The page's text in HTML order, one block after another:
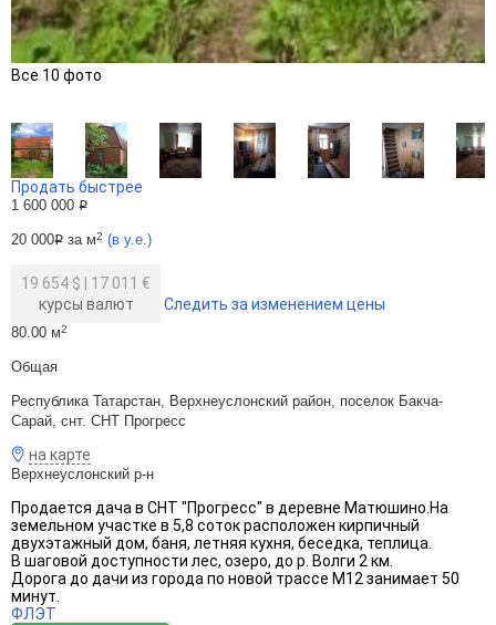
Все 10 фото
Продать быстрее
1 600 000 Р
20 000Р за м2 (в у.е.)
19 654 $
17 011 €
курсы валют
Следить за изменением цены
80.00 м2
Общая
Республика Татарстан, Верхнеуслонский район, поселок Бакча-
Сарай, снт. СНТ Прогресс
на карте
Верхнеуслонский р-н
Продается дача в СНТ "Прогресс" в деревне Матюшино.На
земельном участке в 5,8 соток расположен кирпичный
двухэтажный дом, баня, летняя кухня, беседка, теплица.
В шаговой доступности лес, озеро, до р. Волги 2 км.
Дорога до дачи из города по новой трассе М12 занимает 50
минут.
ФЛЭТ